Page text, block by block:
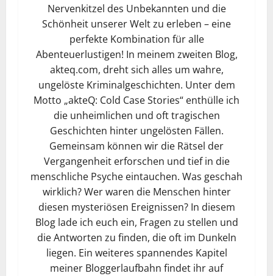
Nervenkitzel des Unbekannten und die
Schönheit unserer Welt zu erleben – eine
perfekte Kombination für alle
Abenteuerlustigen! In meinem zweiten Blog,
akteq.com, dreht sich alles um wahre,
ungelöste Kriminalgeschichten. Unter dem
Motto „akteQ: Cold Case Stories“ enthülle ich
die unheimlichen und oft tragischen
Geschichten hinter ungelösten Fällen.
Gemeinsam können wir die Rätsel der
Vergangenheit erforschen und tief in die
menschliche Psyche eintauchen. Was geschah
wirklich? Wer waren die Menschen hinter
diesen mysteriösen Ereignissen? In diesem
Blog lade ich euch ein, Fragen zu stellen und
die Antworten zu finden, die oft im Dunkeln
liegen. Ein weiteres spannendes Kapitel
meiner Bloggerlaufbahn findet ihr auf